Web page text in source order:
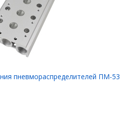
пневмораспределителей ПМ-53